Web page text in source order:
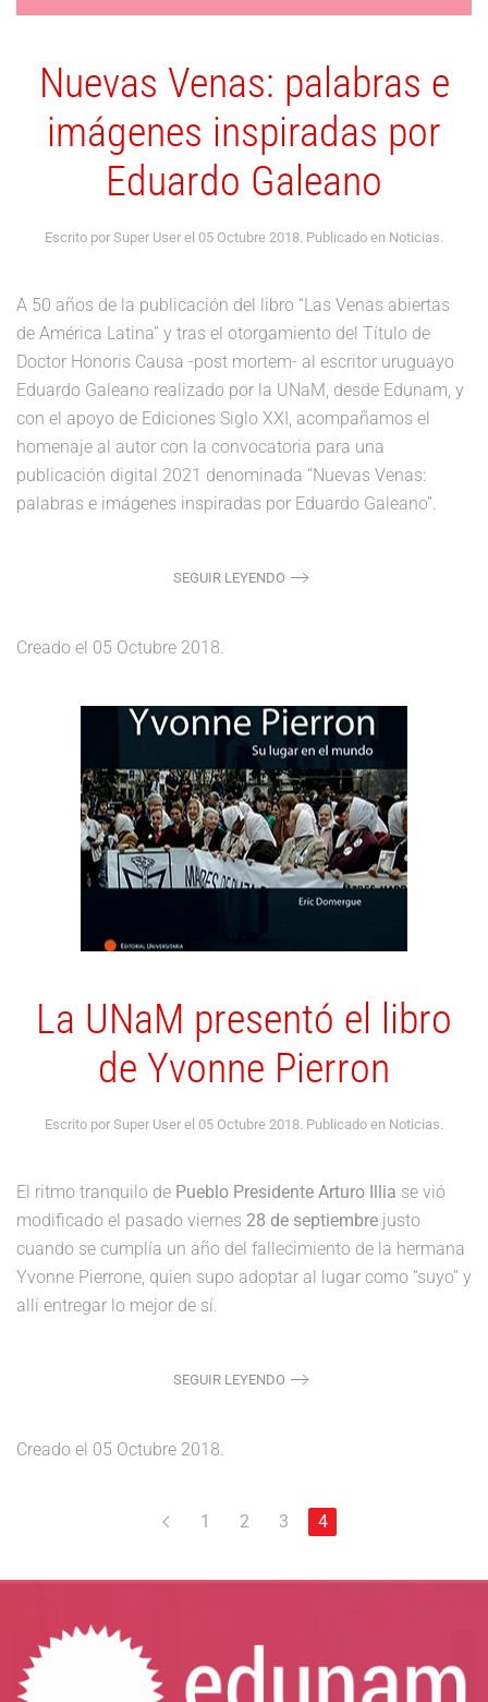
Nuevas Venas: palabras e
imágenes inspiradas por
Eduardo Galeano
Escrito por Super User el 05 Octubre 2018. Publicado en Noticias.
A 50 años de la publicación del libro “Las Venas abiertas
de América Latina” y tras el otorgamiento del Título de
Doctor Honoris Causa -post mortem- al escritor uruguayo
Eduardo Galeano realizado por la UNaM, desde Edunam, y
con el apoyo de Ediciones Siglo XXI, acompañamos el
homenaje al autor con la convocatoria para una
publicación digital 2021 denominada “Nuevas Venas:
palabras e imágenes inspiradas por Eduardo Galeano”.
SEGUIR LEYENDO
Creado el 05 Octubre 2018.
La UNaM presentó el libro
de Yvonne Pierron
Escrito por Super User el 05 Octubre 2018. Publicado en Noticias.
El ritmo tranquilo de Pueblo Presidente Arturo Illia se vió
modificado el pasado viernes 28 de septiembre justo
cuando se cumplía un año del fallecimiento de la hermana
Yvonne Pierrone, quien supo adoptar al lugar como “suyo” y
allí entregar lo mejor de sí.
SEGUIR LEYENDO
Creado el 05 Octubre 2018.
1 2 3 4